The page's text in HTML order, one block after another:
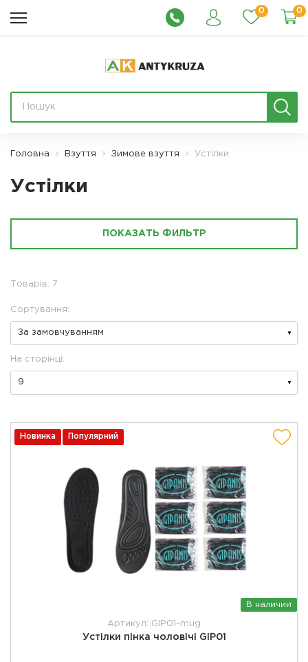
0 0
Головна Взуття Зимове взуття Устілки
Устілки
ПОКАЗАТЬ ФИЛЬТР
Товарів: 7
Сортування:
На сторінці:
Новинка Популярний
В наличии
Артикул: GIP01-mug
Устілки пінка чоловічі GIP01